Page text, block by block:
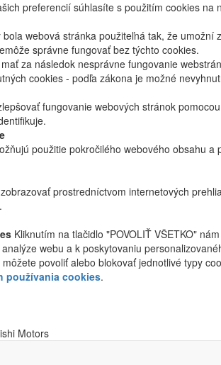
preferencií súhlasíte s použitím cookies na
webová stránka použiteľná tak, že
správne fungovať bez týchto cookies.
za následok nesprávne fungovanie
cookies - podľa zákona je možné
fungovanie webových stránok
použitie pokročilého webového obsahu
prostredníctvom internetových
Kliknutím na tlačidlo "POVOLIŤ VŠETKO"
webu a k poskytovaniu
povoliť alebo blokovať jednotlivé typy
používania cookies.
Motors